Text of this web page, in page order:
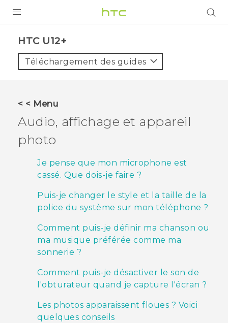
VIVE
VIVERSE
ASSISTANCE
Appareils HTC & Accessoires
HTC U12+‎
Téléchargement des guides
< < Menu
Audio, affichage et appareil
photo
Je pense que mon microphone est
cassé. Que dois-je faire ?
Puis-je changer le style et la taille de la
police du système sur mon téléphone ?
Comment puis-je définir ma chanson ou
ma musique préférée comme ma
sonnerie ?
Comment puis-je désactiver le son de
l'obturateur quand je capture l'écran ?
Les photos apparaissent floues ? Voici
quelques conseils